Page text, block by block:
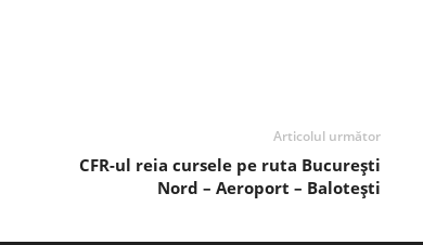
Articolul următor
CFR-ul reia cursele pe ruta Bucureşti
Nord – Aeroport – Baloteşti